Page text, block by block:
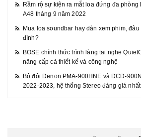
Rầm rộ sự kiện ra mắt loa đứng đa phòng
A48 tháng 9 năm 2022
Mua loa soundbar hay dàn xem phim,
đình?
BOSE chính thức trình làng tai nghe
nâng cấp cả thiết kế và công nghệ
Bộ đôi Denon PMA-900HNE và DCD-
2022-2023, hệ thống Stereo đáng giá nhất